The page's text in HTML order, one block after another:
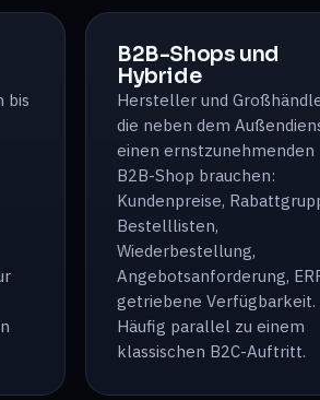
bis
B2B-Shops und
Hybride
Hersteller und
die neben dem
einen ernstzunehmenden
B2B-Shop brauchen:
Kundenpreise,
Bestelllisten,
Wiederbestellung,
Angebotsanforderung,
getriebene Verfügbarkeit.
Häufig parallel zu einem
klassischen B2C-Auftritt.